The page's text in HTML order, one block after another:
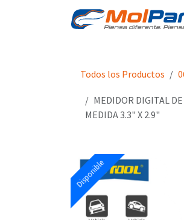
Todos los Productos
MEDIDOR DIGITAL
MEDIDA 3.3" X 2.9"
Disponible
Disponible